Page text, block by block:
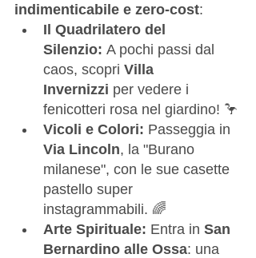
indimenticabile e zero-cost:
Il Quadrilatero del
Silenzio: A pochi passi dal
caos, scopri Villa
Invernizzi per vedere i
fenicotteri rosa nel giardino! 🦩
Vicoli e Colori: Passeggia in
Via Lincoln, la "Burano
milanese", con le sue casette
pastello super
instagrammabili. 🌈
Arte Spirituale: Entra in San
Bernardino alle Ossa: una